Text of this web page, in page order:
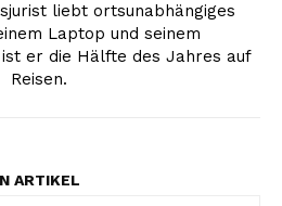
liebt ortsunabhängiges
Laptop und seinem
er die Hälfte des Jahres auf
Reisen.
ARTIKEL